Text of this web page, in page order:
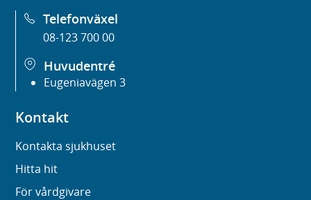
Telefonväxel
08-123 700 00
Huvudentré
Eugeniavägen 3
Kontakt
Kontakta sjukhuset
Hitta hit
För vårdgivare